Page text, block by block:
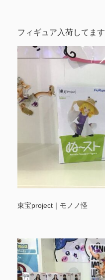
フィギュア入荷してます
東宝project｜モノノ怪